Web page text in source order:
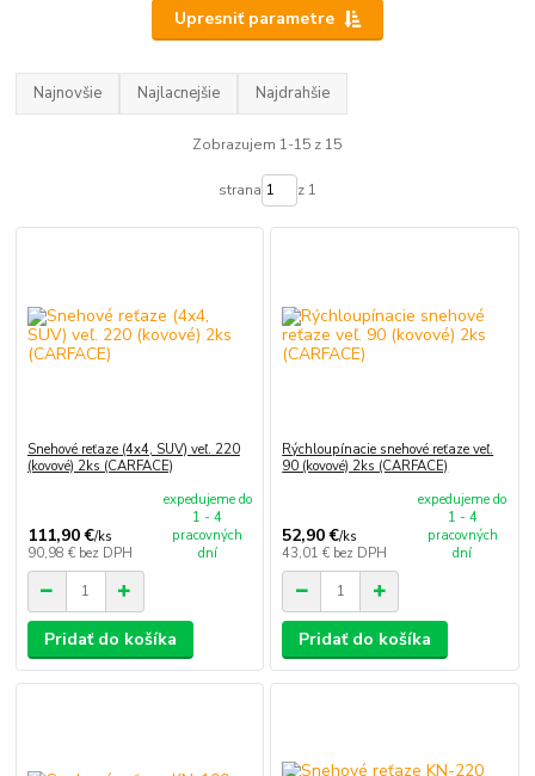
Upresniť parametre
Najnovšie Najlacnejšie Najdrahšie
Zobrazujem 1-15 z 15
strana z 1
Snehové reťaze (4x4, SUV) veľ. 220
(kovové) 2ks (CARFACE)
111,90 €/ks
90,98 € bez DPH
expedujeme do
1 - 4
pracovných
dní
Pridať do košíka
Rýchloupínacie snehové reťaze veľ.
90 (kovové) 2ks (CARFACE)
52,90 €/ks
43,01 € bez DPH
expedujeme do
1 - 4
pracovných
dní
Pridať do košíka